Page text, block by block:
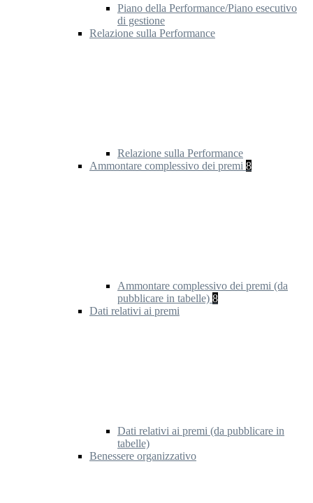
Piano della Performance/Piano esecutivo
di gestione
Relazione sulla Performance
Relazione sulla Performance
Ammontare complessivo dei premi 8
Ammontare complessivo dei premi (da
pubblicare in tabelle) 8
Dati relativi ai premi
Dati relativi ai premi (da pubblicare in
tabelle)
Benessere organizzativo